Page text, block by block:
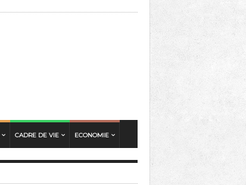
CADRE DE VIE ECONOMIE